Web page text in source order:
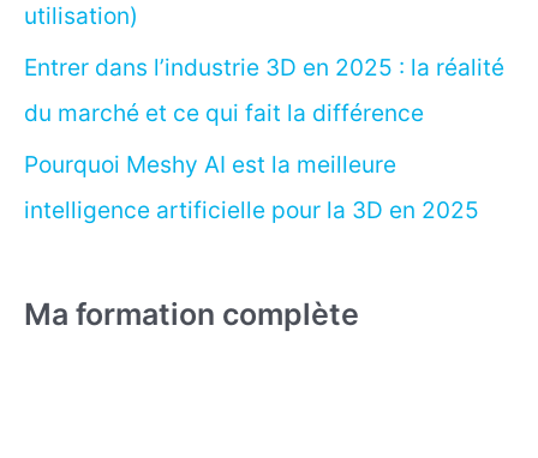
utilisation)
Entrer dans l’industrie 3D en 2025 : la réalité
du marché et ce qui fait la différence
Pourquoi Meshy AI est la meilleure
intelligence artificielle pour la 3D en 2025
Ma formation complète